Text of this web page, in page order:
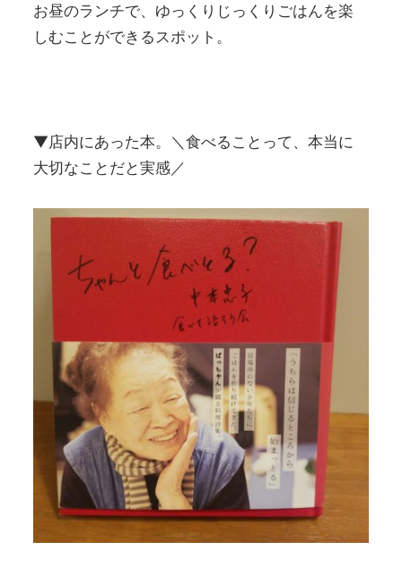
お昼のランチで、ゆっくりじっくりごはんを楽
しむことができるスポット。
▼店内にあった本。＼食べることって、本当に
大切なことだと実感／